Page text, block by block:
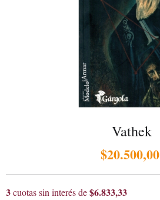
Vathek
$20.500,00
3cuotas sin interés de$6.833,33